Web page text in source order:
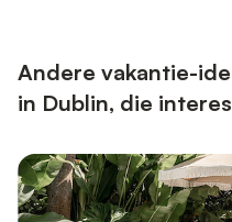
Andere vakantie-
in Dublin, die